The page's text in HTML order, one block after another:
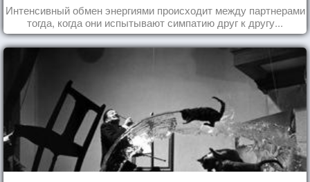
Интенсивный обмен энергиями происходит между партнерами
тогда, когда они испытывают симпатию друг к другу...